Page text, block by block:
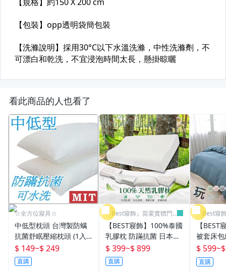
看此商品的人也看了
☆全方位寢具☆
中低型枕頭 台灣製防螨
抗菌舒眠壓縮枕頭 (1入
裝) 飯店 民宿 套房 學生
住宿適用 ☆全方位寢具
☆
$ 149~$ 249
直購
『Best寢飾』苗栗實體門
市
【BEST寢飾】100%泰國
乳膠枕 防蹣抗菌 日本製
程技術 枕頭 枕芯 多款任
選
$ 399~$ 899
直購
『Best寢
市
【BEST
被套床
大 特大
35CM
$ 599~
直購